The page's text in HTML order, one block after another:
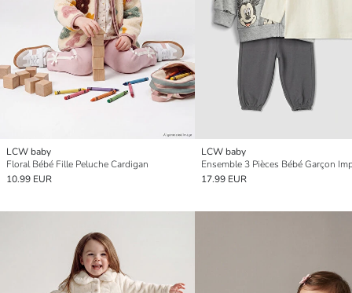
LCW baby
Floral Bébé Fille Peluche Cardigan
10.99 EUR
LCW baby
17.99 EUR